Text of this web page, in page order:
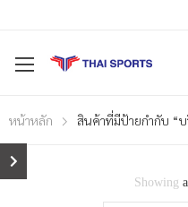
หน้าหลัก สินค้าที่มีป้ายกำกับ “บ
Showing